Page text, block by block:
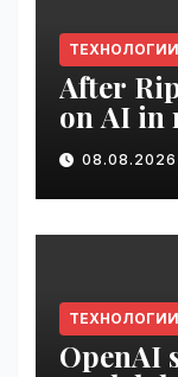
ТЕХНОЛОГИИ
After
on AI in
08.08.2026
ТЕХНОЛОГИИ
OpenAI